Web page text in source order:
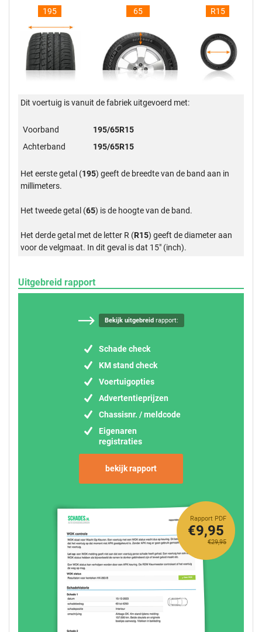
195 65 R15
Dit voertuig is vanuit de fabriek uitgevoerd met:
Voorband
195/65R15
Achterband
195/65R15
Het eerste getal (195) geeft de breedte van de band aan in
millimeters.
Het tweede getal (65) is de hoogte van de band.
Het derde getal met de letter R (R15) geeft de diameter aan
voor de velgmaat. In dit geval is dat 15" (inch).
Uitgebreid rapport
Bekijk uitgebreid rapport:
Schade check
KM stand check
Voertuigopties
Advertentieprijzen
Chassisnr. / meldcode
Eigenaren
registraties
bekijk rapport
Rapport PDF
€29,95
€9,95